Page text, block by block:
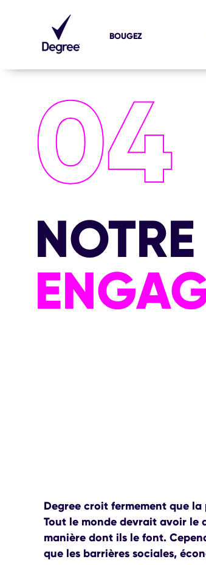
BOUGEZ
04
NOTRE
Degree croit fermement que
Tout le monde devrait avoir le
manière dont ils le font.
que les barrières sociales,